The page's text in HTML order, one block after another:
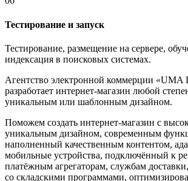
Тестирование и запуск
Тестирование, размещение на сервере,
индексация в поисковых системах.
Агентство электронной коммерции «UMA
разработает интернет-магазин любой
уникальным или шаблонным дизайном.
Поможем создать интернет-магазин с
уникальным дизайном, современным
наполненный качественным контентом,
мобильные устройства, подключённый к
платёжным агрегаторам, службам
со складскими программами,